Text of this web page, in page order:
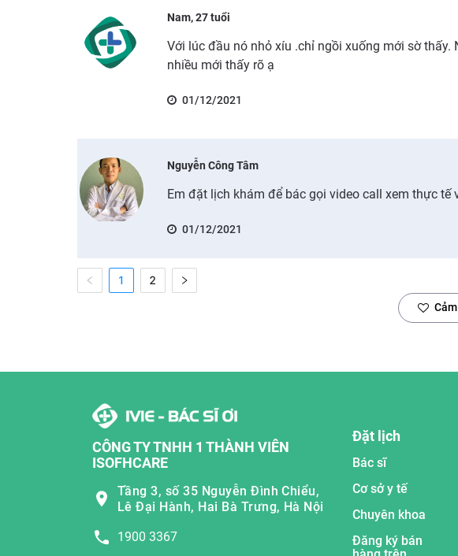
Nam, 27 tuổi
Với lúc đầu nó nhỏ xíu .chỉ ngồi xuống mới sờ thấy.
nhiều mới thấy rõ ạ
01/12/2021
Nguyễn Công Tâm
Em đặt lịch khám để bác gọi video call xem thực tế
01/12/2021
1 2
CÔNG TY TNHH 1 THÀNH VIÊN
ISOFHCARE
Tầng 3, số 35 Nguyễn Đình Chiểu,
Lê Đại Hành, Hai Bà Trưng, Hà Nội
1900 3367
Đặt lịch
Bác sĩ
Cơ sở y tế
Chuyên khoa
Đăng ký bán